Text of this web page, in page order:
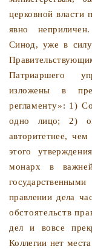
церковной власти
явно
Синод, уже в силу
Патриаршего
изложены в
регламенту»: 1)
одно лицо; 2)
авторитет­нее, чем
этого утверж­
монарх в
правлении дела
обстоятельств
дел и вовсе
Коллегии нет